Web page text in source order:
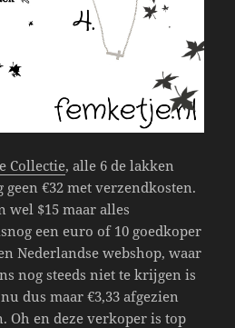
Collectie, alle 6 de lakken
€32 met verzendkosten.
wel $15 maar alles
een euro of 10 goedkoper
Nederlandse webshop, waar
nog steeds niet te krijgen is
dus maar €3,33 afgezien
Oh en deze verkoper is top